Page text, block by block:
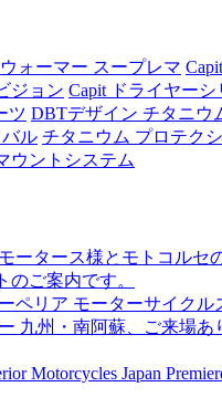
ォーマー スープレマ
ジョン Capit ドライヤーシ
ツ DBTデザイン チタニウ
ル チタニウム プロテク
ウントシステム
ータース様とモトコルセ
のご案内です。
ペリア モーターサイクル
九州・南阿蘇、ご来場あ
Motorcycles Japan